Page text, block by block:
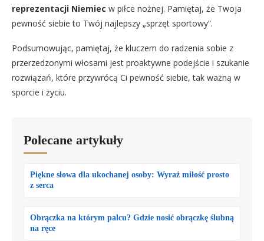
reprezentacji Niemiec w piłce nożnej. Pamiętaj, że Twoja
pewność siebie to Twój najlepszy „sprzęt sportowy”.
Podsumowując, pamiętaj, że kluczem do radzenia sobie z
przerzedzonymi włosami jest proaktywne podejście i szukanie
rozwiązań, które przywrócą Ci pewność siebie, tak ważną w
sporcie i życiu.
Polecane artykuły
Piękne słowa dla ukochanej osoby: Wyraź miłość prosto
z serca
Obrączka na którym palcu? Gdzie nosić obrączkę ślubną
na ręce